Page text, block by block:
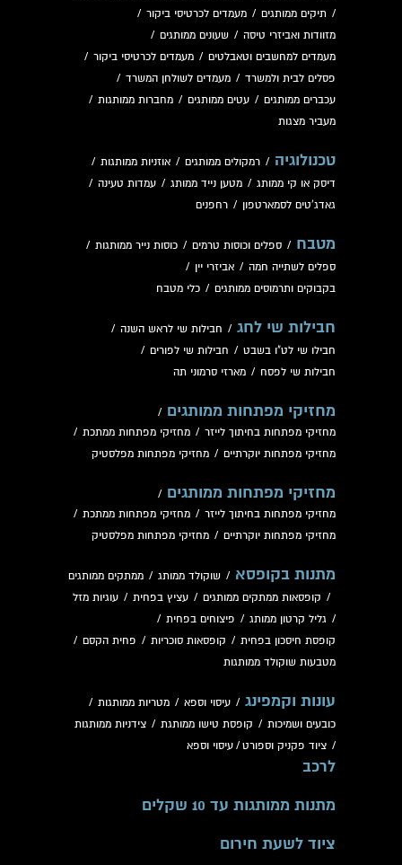
/ תיקים ממותגים / מעמדים לכרטיסי ביקור /
מזוודות ואביזרי טיסה / שעונים ממותגים /
מעמדים למחשבים וטאבלטים / מעמדים לכרטיסי ביקור /
פסלים לבית ולמשרד / מעמדים לשולחן המשרד /
עכברים ממותגים / עטים ממותגים / מחברות ממותגות /
מעביר מצגות
טכנולוגיה / רמקולים ממותגים / אוזניות ממותגות /
דיסק או קי ממותג / מטען נייד ממותג / עמדות טעינה /
גאדג'טים לסמארטפון / רחפנים
מטבח / ספלים וכוסות טרמים / כוסות נייר ממותגות /
ספלים לשתייה חמה / אביזרי יין /
בקבוקים ותרמוסים ממותגים / כלי מטבח
חבילות שי לחג / חבילות שי לראש השנה /
חבילו שי לט"ו בשבט / חבילות שי לפורים /
חבילות שי לפסח / מארזי סרמוני תה
מחזיקי מפתחות ממותגים /
מחזיקי מפתחות בחיתוך לייזר / מחזיקי מפתחות ממתכת /
מחזיקי מפתחות יוקרתיים / מחזיקי מפתחות מפלסטיק
מחזיקי מפתחות ממותגים /
מחזיקי מפתחות בחיתוך לייזר / מחזיקי מפתחות ממתכת /
מחזיקי מפתחות יוקרתיים / מחזיקי מפתחות מפלסטיק
מתנות בקופסא / שוקולד ממותג / ממתקים ממותגים
/ קופסאות ממתקים ממותגים / עציץ בפחית / עוגיות מזל
/ גליל קרטון ממותג / פיצוחים בפחית /
קופסת חיסכון בפחית / קופסאות סוכריות / פחית הקסם /
מטבעות שוקולד ממותגות
עונות וקמפינג / עיסוי וספא / מטריות ממותגות /
כובעים ושמיכות / קופסת טישו ממותגת / צידניות ממותגות
/ ציוד פקניק וספורט / עיסוי וספא
לרכב
מתנות ממותגות עד 10 שקלים
ציוד לשעת חירום